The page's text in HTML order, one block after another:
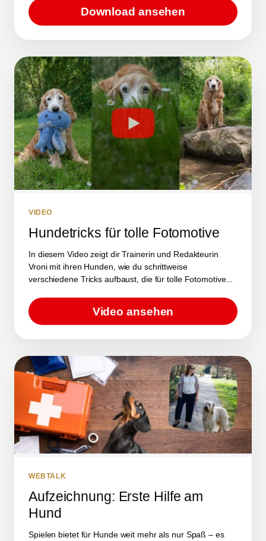
Download ansehen
VIDEO
Hundetricks für tolle Fotomotive
In diesem Video zeigt dir Trainerin und Redakteurin
Vroni mit ihren Hunden, wie du schrittweise
verschiedene Tricks aufbaust, die für tolle Fotomotive...
Video ansehen
WEBTALK
Aufzeichnung: Erste Hilfe am
Hund
Spielen bietet für Hunde weit mehr als nur Spaß – es